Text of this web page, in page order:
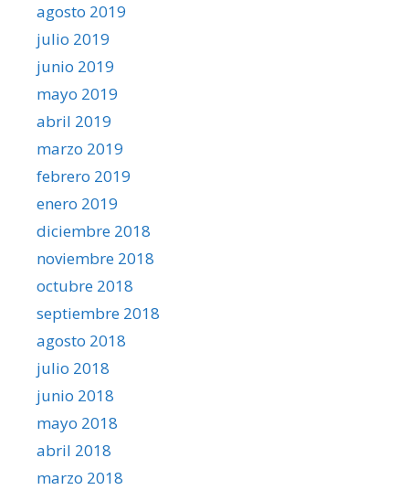
agosto 2019
julio 2019
junio 2019
mayo 2019
abril 2019
marzo 2019
febrero 2019
enero 2019
diciembre 2018
noviembre 2018
octubre 2018
septiembre 2018
agosto 2018
julio 2018
junio 2018
mayo 2018
abril 2018
marzo 2018